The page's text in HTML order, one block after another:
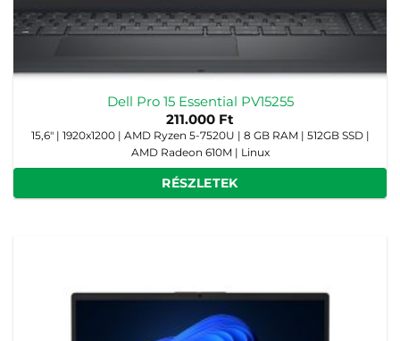
Dell Pro 15 Essential PV15255
211.000 Ft
15,6" | 1920x1200 | AMD Ryzen 5-7520U | 8 GB RAM | 512GB SSD |
AMD Radeon 610M | Linux
RÉSZLETEK